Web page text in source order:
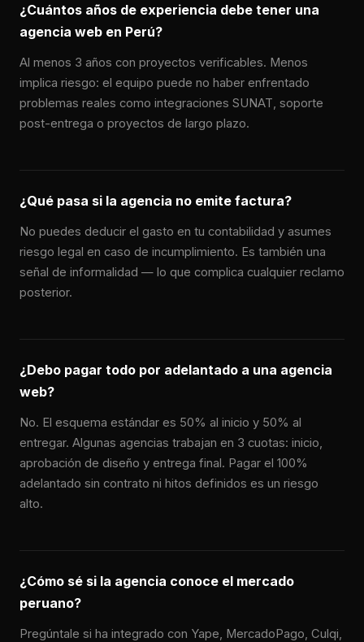
¿Cuántos años de experiencia debe tener una
agencia web en Perú?
Al menos 3 años con proyectos verificables. Menos
implica riesgo: el equipo puede no haber enfrentado
problemas reales como integraciones SUNAT, soporte
post-entrega o proyectos de largo plazo.
¿Qué pasa si la agencia no emite factura?
No puedes deducir el gasto en tu contabilidad y asumes
riesgo legal en caso de incumplimiento. Es también una
señal de informalidad — lo que complica cualquier reclamo
posterior.
¿Debo pagar todo por adelantado a una agencia
web?
No. El esquema estándar es 50% al inicio y 50% al
entregar. Algunas agencias trabajan en 3 cuotas: inicio,
aprobación de diseño y entrega final. Pagar el 100%
adelantado sin contrato ni hitos definidos es un riesgo
alto.
¿Cómo sé si la agencia conoce el mercado
peruano?
Pregúntale si ha integrado con Yape, MercadoPago, Culqi,